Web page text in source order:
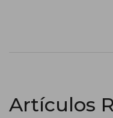
Artículos